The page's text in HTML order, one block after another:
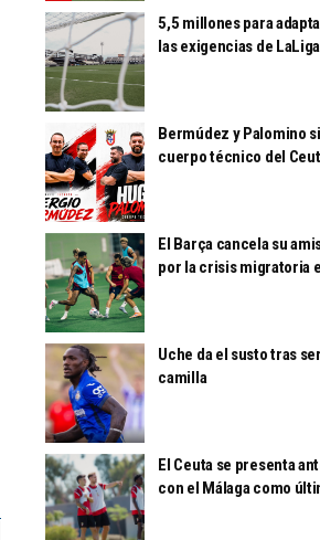
5,5 millones para
las exigencias de LaLiga
Bermúdez y Palomino
cuerpo técnico del
El Barça cancela su
por la crisis migratoria
Uche da el susto tras
camilla
El Ceuta se presenta
con el Málaga como